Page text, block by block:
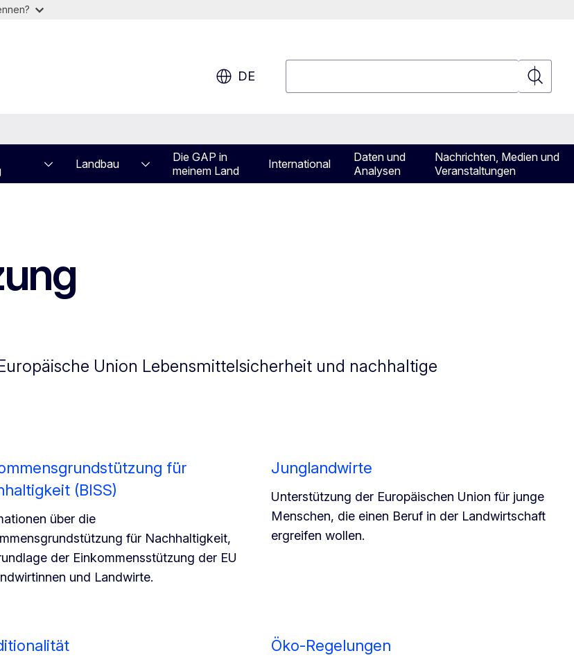
DE
Suchen
Landbau
Die GAP in
meinem Land
International
Daten und
Analysen
Nachrichten, Medien und
Veranstaltungen
Union Lebensmittelsicherheit und nachhaltige
für
(BISS)
über die
für Nachhaltigkeit,
der Einkommensstützung der EU
und Landwirte.
Junglandwirte
Unterstützung der Europäischen Union für junge
Menschen, die einen Beruf in der Landwirtschaft
ergreifen wollen.
Öko-Regelungen